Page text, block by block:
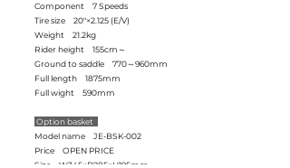
Component 7 Speeds
Tire size 20"×2.125 (E/V)
Weight 21.2kg
Rider height 155cm～
Ground to saddle 770～960mm
Full length 1875mm
Full wight 590mm
Option basket
Model name JE-BSK-002
Price OPEN PRICE
Size W345×D285×H195mm